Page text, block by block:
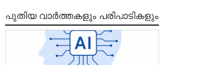
പുതിയ വാർത്തകളും പരിപാടികളും